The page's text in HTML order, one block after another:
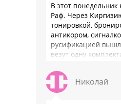
В этот
Раф. Через
тонировкой,
антикором,
русификацией
везут одну
(т. е. только
Николай